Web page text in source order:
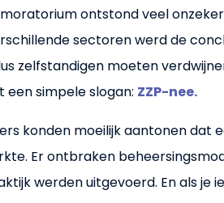
ontstond veel
sectoren werd de
zelfstandigen moeten
simpele slogan: ZZP-nee.
konden moeilijk aantonen dat
Er ontbraken
werden uitgevoerd. En als je